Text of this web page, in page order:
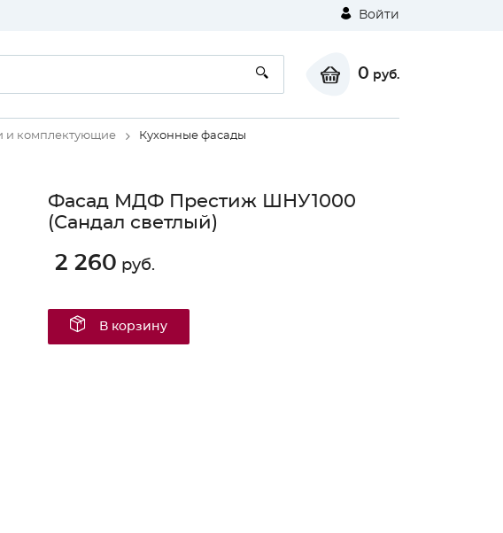
Войти
0 руб.
и комплектующие Кухонные фасады
Фасад МДФ Престиж ШНУ1000
(Сандал светлый)
2 260 руб.
В корзину